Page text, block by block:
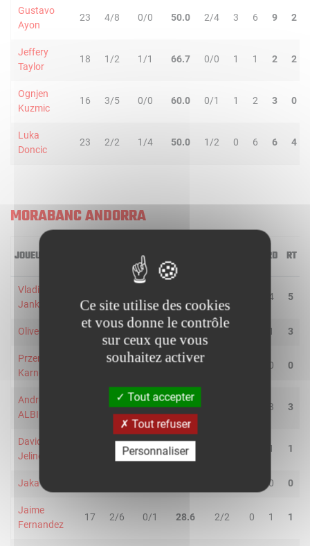
Gustavo
Ayon
23 4/8 0/0 50.0 2/4 3 6 9 2
Jeffery
Taylor
18 1/2 1/1 66.7 0/0 1 1 2 2
Ognjen
Kuzmic
16 3/5 0/0 60.0 0/1 1 2 3 0
Luka
Doncic
23 2/2 1/4 50.0 1/2 0 6 6 4
MORABANC ANDORRA
JOUEUR 3R/3T RD RT
Vladimir
Jankovic
4 5
Oliver Stevic 22 2/6 0/0 33.3 8/11 1 3
Przemyslaw
Karnowski
1/3 0/0 33.3 0 0
Andrew
ALBICY
1/5 0/1 16.7 3 3
David
Jelinek
1/3 1/3 33.3 1 1
Jaka Blazic 0 0
Jaime
Fernandez
17 2/6 0/1 28.6 2/2 0 1 1
Ce site utilise des cookies
et vous donne le contrôle
sur ceux que vous
souhaitez activer
Tout accepter
Tout refuser
Personnaliser